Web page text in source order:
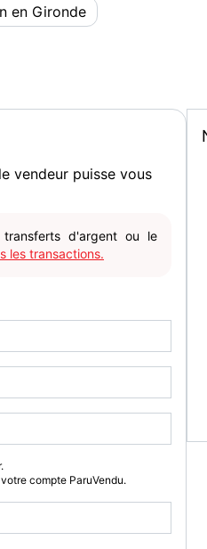
en Gironde
vendeur puisse vous
d'argent ou le
les transactions.
compte ParuVendu.